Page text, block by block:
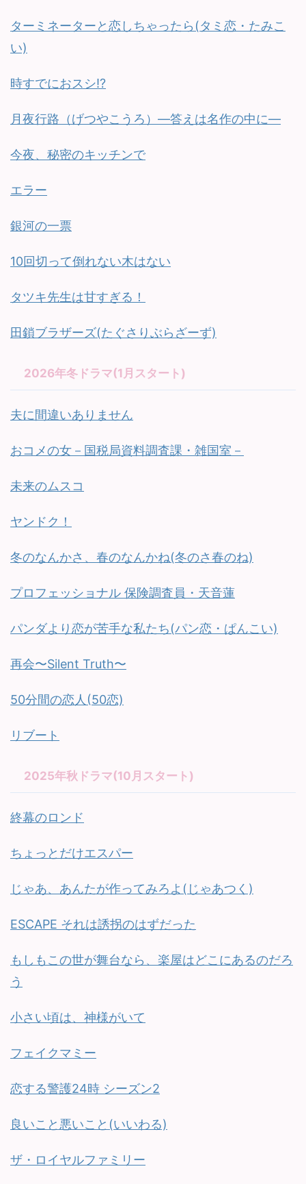
ターミネーターと恋しちゃったら(タミ恋・たみこ
い)
時すでにおスシ!?
月夜行路（げつやこうろ）—答えは名作の中に—
今夜、秘密のキッチンで
エラー
銀河の一票
10回切って倒れない木はない
タツキ先生は甘すぎる！
田鎖ブラザーズ(たぐさりぶらざーず)
2026年冬ドラマ(1月スタート)
夫に間違いありません
おコメの女－国税局資料調査課・雑国室－
未来のムスコ
ヤンドク！
冬のなんかさ、春のなんかね(冬のさ春のね)
プロフェッショナル 保険調査員・天音蓮
パンダより恋が苦手な私たち(パン恋・ぱんこい)
再会〜Silent Truth〜
50分間の恋人(50恋)
リブート
2025年秋ドラマ(10月スタート)
終幕のロンド
ちょっとだけエスパー
じゃあ、あんたが作ってみろよ(じゃあつく)
ESCAPE それは誘拐のはずだった
もしもこの世が舞台なら、楽屋はどこにあるのだろ
う
小さい頃は、神様がいて
フェイクマミー
恋する警護24時 シーズン2
良いこと悪いこと(いいわる)
ザ・ロイヤルファミリー